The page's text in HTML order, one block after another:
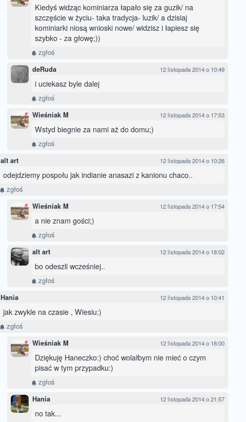
Kiedyś widząc kominiarza łapało się za guzik/ na
szczęście w życiu- taka tradycja- luzik/ a dzisiaj
kominiarki niosą wnioski nowe/ widzisz i łapiesz się
szybko - za głowę;))
zgłoś
deRuda 12 listopada 2014 o 10:49
i uciekasz byle dalej
zgłoś
Wieśniak M 12 listopada 2014 o 17:53
Wstyd biegnie za nami aż do domu;)
zgłoś
alt art 12 listopada 2014 o 10:26
odejdziemy pospołu jak indianie anasazi z kanionu chaco..
zgłoś
Wieśniak M 12 listopada 2014 o 17:54
a nie znam gości;)
zgłoś
alt art 12 listopada 2014 o 18:02
bo odeszli wcześniej..
zgłoś
Hania 12 listopada 2014 o 10:41
jak zwykle na czasie , Wiesiu:)
zgłoś
Wieśniak M 12 listopada 2014 o 18:00
Dziękuję Haneczko:) choć wolałbym nie mieć o czym
pisać w tym przypadku:)
zgłoś
Hania 12 listopada 2014 o 21:57
no tak...